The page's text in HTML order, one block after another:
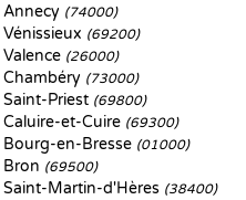
Annecy (74000)
Vénissieux (69200)
Valence (26000)
Chambéry (73000)
Saint-Priest (69800)
Caluire-et-Cuire (69300)
Bourg-en-Bresse (01000)
Bron (69500)
Saint-Martin-d'Hères (38400)